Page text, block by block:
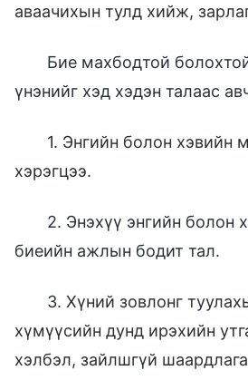
аваачихын тулд хийж,
Бие махбодтой
үнэнийг хэд хэдэн талаас
1. Энгийн болон хэвийн
хэрэгцээ.
2. Энэхүү энгийн болон
биеийн ажлын бодит тал.
3. Хүний зовлонг
хүмүүсийн дунд ирэхийн
хэлбэл, зайлшгүй